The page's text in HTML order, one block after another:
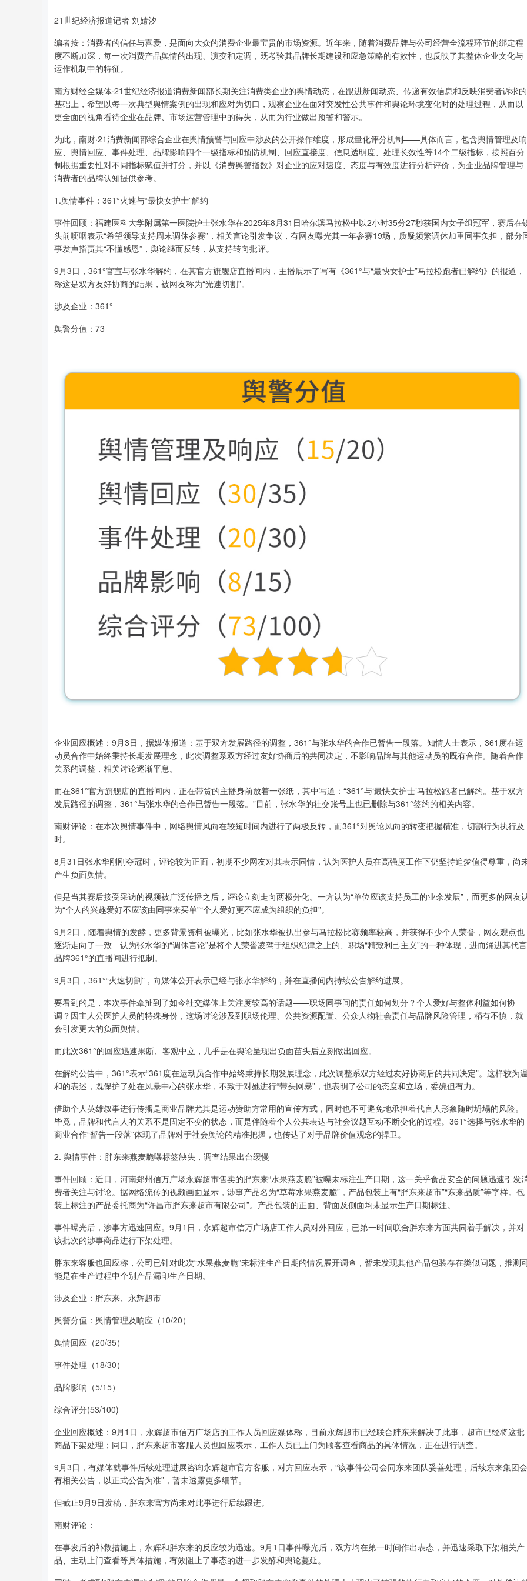
21世纪经济报道记者 刘婧汐
编者按：消费者的信任与喜爱，是面向大众的消费企业最宝贵的市场资源。近年来，随着消费品牌与公司经营全流程环节的绑定程
度不断加深，每一次消费产品舆情的出现、演变和定调，既考验其品牌长期建设和应急策略的有效性，也反映了其整体企业文化与
运作机制中的特征。
南方财经全媒体·21世纪经济报道消费新闻部长期关注消费类企业的舆情动态，在跟进新闻动态、传递有效信息和反映消费者诉求的
基础上，希望以每一次典型舆情案例的出现和应对为切口，观察企业在面对突发性公共事件和舆论环境变化时的处理过程，从而以
更全面的视角看待企业在品牌、市场运营管理中的得失，从而为行业做出预警和警示。
为此，南财·21消费新闻部综合企业在舆情预警与回应中涉及的公开操作维度，形成量化评分机制——具体而言，包含舆情管理及响
应、舆情回应、事件处理、品牌影响四个一级指标和预防机制、回应直接度、信息透明度、处理长效性等14个二级指标，按照百分
制根据重要性对不同指标赋值并打分，并以《消费舆警指数》对企业的应对速度、态度与有效度进行分析评价，为企业品牌管理与
消费者的品牌认知提供参考。
1.舆情事件：361°火速与“最快女护士”解约
事件回顾：福建医科大学附属第一医院护士张水华在2025年8月31日哈尔滨马拉松中以2小时35分27秒获国内女子组冠军，赛后在
头前哽咽表示“希望领导支持周末调休参赛”，相关言论引发争议，有网友曝光其一年参赛19场，质疑频繁调休加重同事负担，部分
事发声指责其“不懂感恩”，舆论继而反转，从支持转向批评。
9月3日，361°官宣与张水华解约，在其官方旗舰店直播间内，主播展示了写有《361°与“最快女护士”马拉松跑者已解约》的报道，
称这是双方友好协商的结果，被网友称为“光速切割”。
涉及企业：361°
舆警分值：73
企业回应概述：9月3日，据媒体报道：基于双方发展路径的调整，361°与张水华的合作已暂告一段落。知情人士表示，361度在运
动员合作中始终秉持长期发展理念，此次调整系双方经过友好协商后的共同决定，不影响品牌与其他运动员的既有合作。随着合作
关系的调整，相关讨论逐渐平息。
而在361°官方旗舰店的直播间内，正在带货的主播身前放着一张纸，其中写道：“361°与‘最快女护士’马拉松跑者已解约。基于双方
发展路径的调整，361°与张水华的合作已暂告一段落。”目前，张水华的社交账号上也已删除与361°签约的相关内容。
南财评论：在本次舆情事件中，网络舆情风向在较短时间内进行了两极反转，而361°对舆论风向的转变把握精准，切割行为执行及
时。
8月31日张水华刚刚夺冠时，评论较为正面，初期不少网友对其表示同情，认为医护人员在高强度工作下仍坚持追梦值得尊重，尚
产生负面舆情。
但是当其赛后接受采访的视频被广泛传播之后，评论立刻走向两极分化。一方认为“单位应该支持员工的业余发展”，而更多的网友
为“个人的兴趣爱好不应该由同事来买单”“个人爱好更不应成为组织的负担”。
9月2日，随着舆情的发酵，更多背景资料被曝光，比如张水华被扒出参与马拉松比赛频率较高，并获得不少个人荣誉，网友观点也
逐渐走向了一致—认为张水华的“调休言论”是将个人荣誉凌驾于组织纪律之上的、职场“精致利己主义”的一种体现，进而涌进其代言
品牌361°的直播间进行抵制。
9月3日，361°“火速切割”，向媒体公开表示已经与张水华解约，并在直播间内持续公告解约进展。
要看到的是，本次事件牵扯到了如今社交媒体上关注度较高的话题——职场同事间的责任如何划分？个人爱好与整体利益如何协
调？因主人公医护人员的特殊身份，这场讨论涉及到职场伦理、公共资源配置、公众人物社会责任与品牌风险管理，稍有不慎，就
会引发更大的负面舆情。
而此次361°的回应迅速果断、客观中立，几乎是在舆论呈现出负面苗头后立刻做出回应。
在解约公告中，361°表示“361度在运动员合作中始终秉持长期发展理念，此次调整系双方经过友好协商后的共同决定”。这样较为
和的表述，既保护了处在风暴中心的张水华，不致于对她进行“带头网暴”，也表明了公司的态度和立场，委婉但有力。
借助个人英雄叙事进行传播是商业品牌尤其是运动赞助方常用的宣传方式，同时也不可避免地承担着代言人形象随时坍塌的风险。
毕竟，品牌和代言人的关系不是固定不变的状态，而是伴随着个人公共表达与社会议题互动不断变化的过程。361°选择与张水华的
商业合作“暂告一段落”体现了品牌对于社会舆论的精准把握，也传达了对于品牌价值观念的捍卫。
2. 舆情事件：胖东来燕麦脆曝标签缺失，调查结果出台缓慢
事件回顾：近日，河南郑州信万广场永辉超市售卖的胖东来“水果燕麦脆”被曝未标注生产日期，这一关乎食品安全的问题迅速引发
费者关注与讨论。据网络流传的视频画面显示，涉事产品名为“草莓水果燕麦脆”，产品包装上有“胖东来超市”“东来品质”等字样。包
装上标注的产品委托商为“许昌市胖东来超市有限公司”。产品包装的正面、背面及侧面均未显示生产日期标注。
事件曝光后，涉事方迅速回应。9月1日，永辉超市信万广场店工作人员对外回应，已第一时间联合胖东来方面共同着手解决，并对
该批次的涉事商品进行下架处理。
胖东来客服也回应称，公司已针对此次“水果燕麦脆”未标注生产日期的情况展开调查，暂未发现其他产品包装存在类似问题，推测
能是在生产过程中个别产品漏印生产日期。
涉及企业：胖东来、永辉超市
舆警分值：舆情管理及响应（10/20）
舆情回应（20/35）
事件处理（18/30）
品牌影响（5/15）
综合评分(53/100)
企业回应概述：9月1日，永辉超市信万广场店的工作人员回应媒体称，目前永辉超市已经联合胖东来解决了此事，超市已经将这批
商品下架处理；同日，胖东来超市客服人员也回应表示，工作人员已上门为顾客查看商品的具体情况，正在进行调查。
9月3日，有媒体就事件后续处理进展咨询永辉超市官方客服，对方回应表示，“该事件公司会同东来团队妥善处理，后续东来集团会
有相关公告，以正式公告为准”，暂未透露更多细节。
但截止9月9日发稿，胖东来官方尚未对此事进行后续跟进。
南财评论：
在事发后的补救措施上，永辉和胖东来的反应较为迅速。9月1日事件曝光后，双方均在第一时间作出表态，并迅速采取下架相关产
品、主动上门查看等具体措施，有效阻止了事态的进一步发酵和舆论蔓延。